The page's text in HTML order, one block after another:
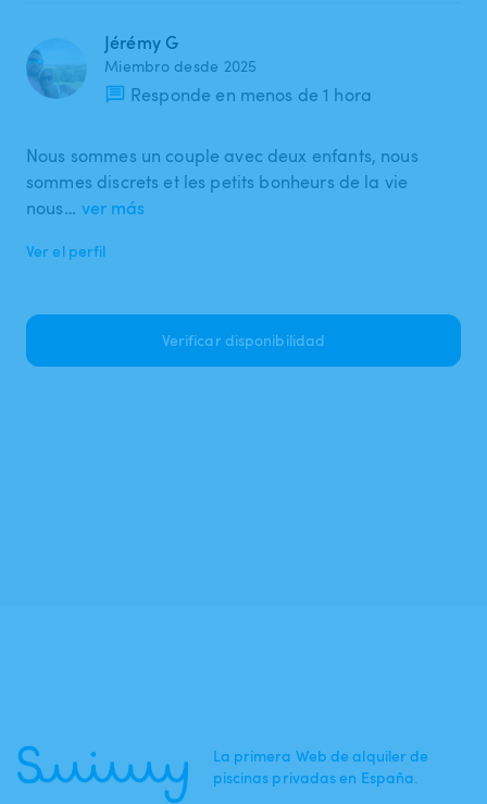
Jérémy G
Miembro desde 2025
Responde en menos de 1 hora
Nous sommes un couple avec deux enfants, nous
sommes discrets et les petits bonheurs de la vie
nous… ver más
Ver el perfil
Verificar disponibilidad
La primera Web de alquiler de
piscinas privadas en España.